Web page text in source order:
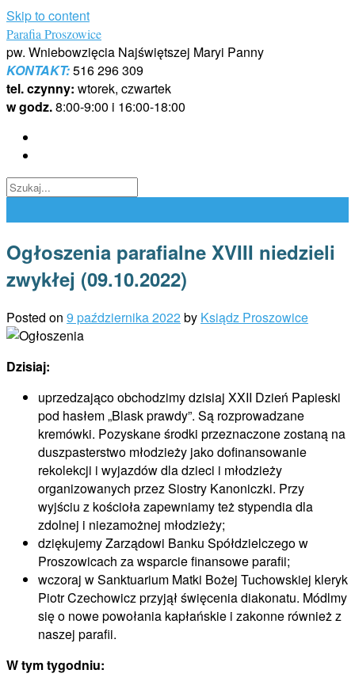
Skip to content
Parafia Proszowice
pw. Wniebowzięcia Najświętszej Maryi Panny
KONTAKT:516 296 309
tel. czynny: wtorek, czwartek
w godz.8:00-9:00 i 16:00-18:00
Ogłoszenia parafialne XVIII niedzieli
zwykłej (09.10.2022)
Posted on 9 października 2022by Ksiądz Proszowice
Dzisiaj:
uprzedzająco obchodzimy dzisiaj XXII Dzień Papieski
pod hasłem „Blask prawdy”. Są rozprowadzane
kremówki. Pozyskane środki przeznaczone zostaną na
duszpasterstwo młodzieży jako dofinansowanie
rekolekcji i wyjazdów dla dzieci i młodzieży
organizowanych przez Siostry Kanoniczki. Przy
wyjściu z kościoła zapewniamy też stypendia dla
zdolnej i niezamożnej młodzieży;
dziękujemy Zarządowi Banku Spółdzielczego w
Proszowicach za wsparcie finansowe parafii;
wczoraj w Sanktuarium Matki Bożej Tuchowskiej kleryk
Piotr Czechowicz przyjął święcenia diakonatu. Módlmy
się o nowe powołania kapłańskie i zakonne również z
naszej parafii.
W tym tygodniu: